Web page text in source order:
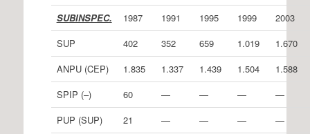
SUBINSPEC. 1987 1991 1995 1999
2003
SUP
402 352 659 1.019
1.670
ANPU (CEP)
1.835 1.337 1.439 1.504
1.588
SPIP (–)
60 — — —
—
PUP (SUP)
21 — — —
—